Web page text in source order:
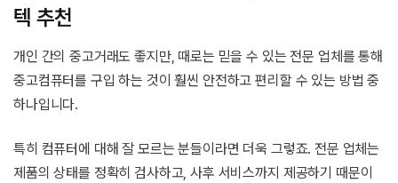
텍 추천
개인 간의 중고거래도 좋지만, 때로는 믿을 수 있는 전문 업체를 통해
중고컴퓨터를 구입 하는 것이 훨씬 안전하고 편리할 수 있는 방법 중
하나입니다.
특히 컴퓨터에 대해 잘 모르는 분들이라면 더욱 그렇죠. 전문 업체는
제품의 상태를 정확히 검사하고, 사후 서비스까지 제공하기 때문이